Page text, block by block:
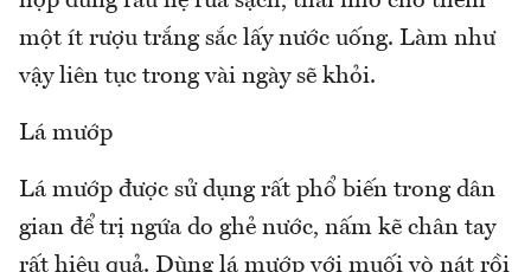
một ít rượu trắng sắc lấy nước uống. Làm như
vậy liên tục trong vài ngày sẽ khỏi.
Lá mướp
Lá mướp được sử dụng rất phổ biến trong dân
gian để trị ngứa do ghẻ nước, nấm kẽ chân tay
rất hiệu quả. Dùng lá mướp với muối vò nát rồi